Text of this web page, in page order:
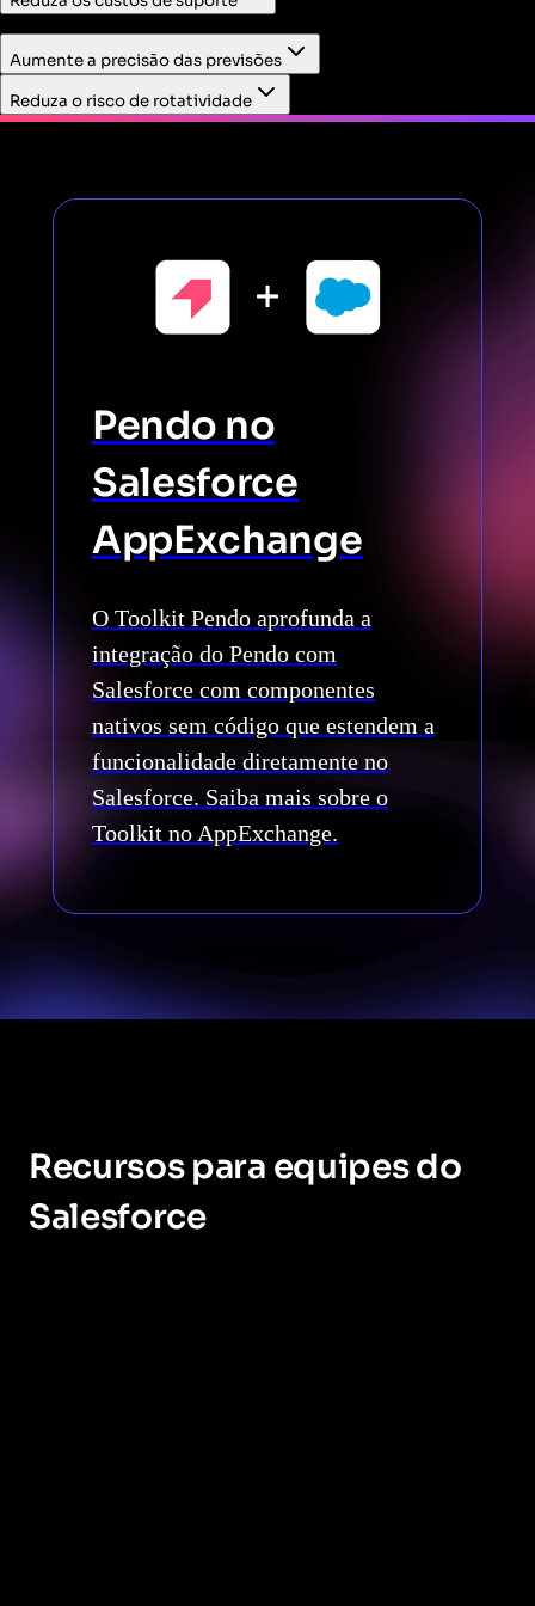
Resolva casos de suporte rapidamente com o contexto de
uso do produto incorporado à visualização do caso no
Service Cloud.
Aumente a precisão das previsões
Reduza o risco de rotatividade
Pendo no
Salesforce
AppExchange
O Toolkit Pendo aprofunda a
integração do Pendo com
Salesforce com componentes
nativos sem código que estendem a
funcionalidade diretamente no
Salesforce. Saiba mais sobre o
Toolkit no AppExchange.
Recursos para equipes do
Salesforce